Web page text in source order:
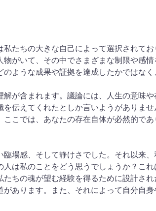
たちの大きな自己によって選択されて
がいて、その中でさまざまな制限や感
ような成果や証拠を達成したかではなく
が含まれます。議論には、人生の意味
伝えてくれたとしか言いようがありま
こでは、あなたの存在自体が必然的で
場感、そして静けさでした。それ以来、
は私のことをどう思うでしょうか？こ
ちの魂が望む経験を得るために設計さ
あります。また、それによって自分自